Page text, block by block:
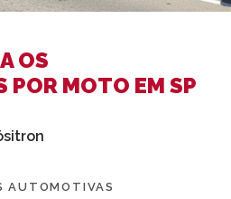
OS
POR MOTO EM SP
AUTOMOTIVAS